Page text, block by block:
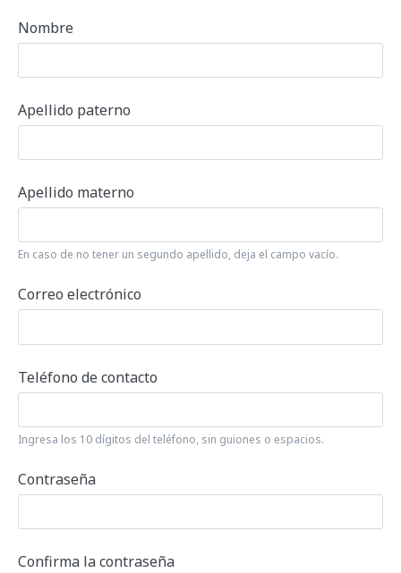
Nombre
Apellido paterno
Apellido materno
En caso de no tener un segundo apellido, deja el campo vacío.
Correo electrónico
Teléfono de contacto
Ingresa los 10 dígitos del teléfono, sin guiones o espacios.
Contraseña
Confirma la contraseña